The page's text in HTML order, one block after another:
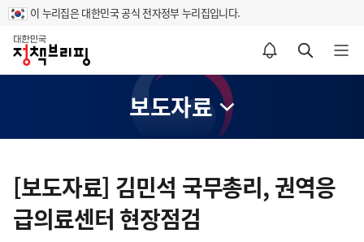
이 누리집은 대한민국 공식 전자정부 누리집입니다.
홈
알림설정 바로가기 검색 바로가기 메뉴 열기
보도자료
텐
츠
영
[보도자료] 김민석 국무총리, 권역응
급의료센터 현장점검